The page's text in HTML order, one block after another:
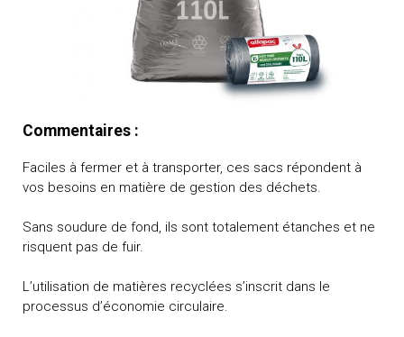
Commentaires :
Faciles à fermer et à transporter, ces sacs répondent à
vos besoins en matière de gestion des déchets.
Sans soudure de fond, ils sont totalement étanches et ne
risquent pas de fuir.
L’utilisation de matières recyclées s’inscrit dans le
processus d’économie circulaire.